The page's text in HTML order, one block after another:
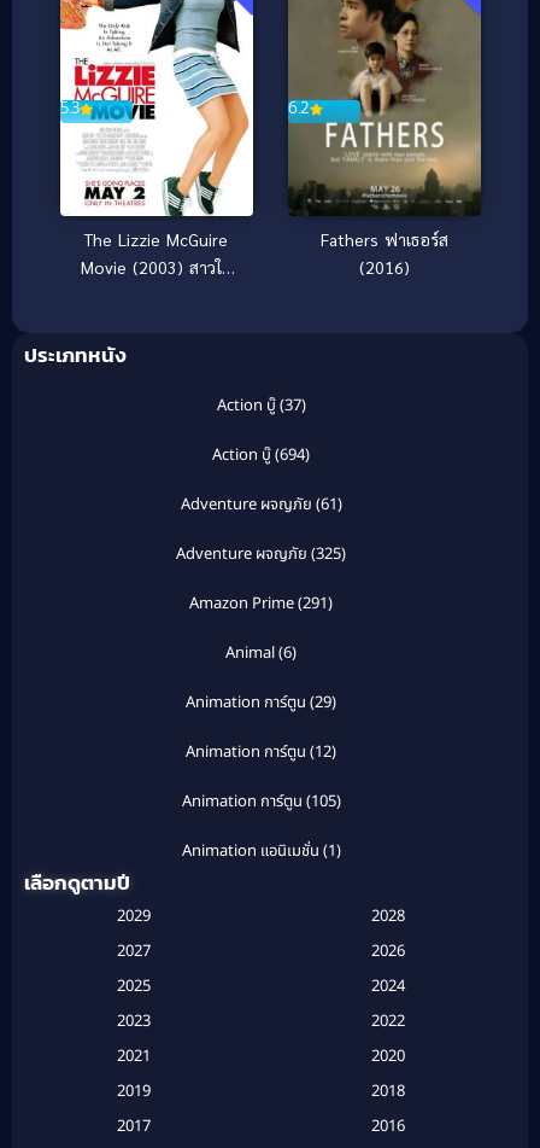
5.3
The Lizzie McGuire
Movie (2003) สาวใส
6.2
Fathers ฟาเธอร์ส
(2016)
ประเภทหนัง
Action บู๊(37)
Action บู๊(694)
Adventure ผจญภัย (61)
Adventure ผจญภัย (325)
Amazon Prime(291)
Animal(6)
Animation การ์ตูน (29)
Animation การ์ตูน (12)
Animation การ์ตูน (105)
Animation แอนิเมชั่น (1)
Based on a True Story สร้างจากเรื่องจริง(2)
Based on a True Story เรื่องจริง (20)
เลือกดูตามปี
2029
2028
2027
2026
2025
2024
2023
2022
2021
2020
2019
2018
2017
2016